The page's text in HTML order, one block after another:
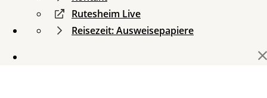
Rutesheim Live
Reisezeit: Ausweisepapiere